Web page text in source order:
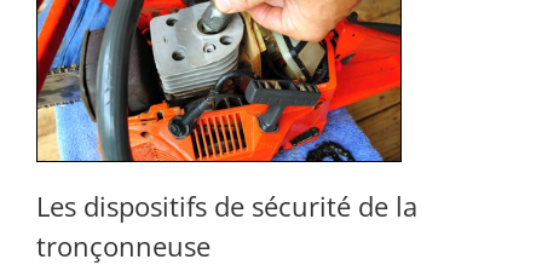
Les dispositifs de sécurité de la
tronçonneuse